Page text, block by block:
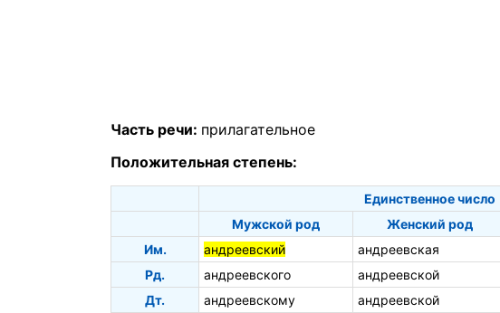
Часть речи: прилагательное
Положительная степень:
Единственное число
Мужской род
Женский род
Им.
андреевский андреевская
Рд.
андреевского андреевской
Дт.
андреевскому андреевской